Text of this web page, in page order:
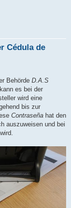
Cédula de
Behörde D.A.S
kann es bei der
wird eine
bis zur
Contraseña hat den
auszuweisen und bei